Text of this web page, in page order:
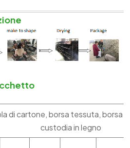
di cartone, borsa tessuta, borsa
custodia in legno